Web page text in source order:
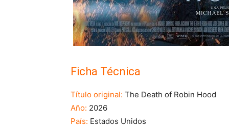
Ficha Técnica
Título original: The Death of Robin Hood
Año: 2026
País: Estados Unidos